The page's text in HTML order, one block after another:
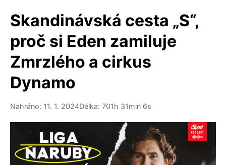
Skandinávská cesta „S“,
proč si Eden zamiluje
Zmrzlého a cirkus
Dynamo
Nahráno: 11. 1. 2024Délka: 701h 31min 6s